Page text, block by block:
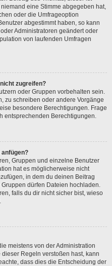
eine Stimme abgegeben hat,
oder die Umfrageoption
abgestimmt haben, so kann
Administratoren geändert oder
von laufenden Umfragen
zugreifen?
oder Gruppen vorbehalten sein.
zu schreiben oder andere Vorgänge
besondere Berechtigungen. Frage
entsprechenden Berechtigungen.
anfügen?
Gruppen und einzelne Benutzer
hat es möglicherweise nicht
in dem du deinen Beitrag
dürfen Dateien hochladen.
falls du dir nicht sicher bist, wieso
meistens von der Administration
Regeln verstoßen hast, kann
dass dies die Entscheidung der